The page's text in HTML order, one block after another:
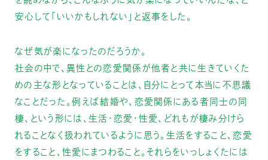
安心して「いいかもしれない」と返事をした。
なぜ気が楽になったのだろうか。
社会の中で、異性との恋愛関係が他者と共に生きていくた
めの主な形となっていることは、自分にとって本当に不思議
なことだった。例えば結婚や、恋愛関係にある者同士の同
棲、という形には、生活・恋愛・性愛、どれもが棲み分けら
れることなく扱われているように思う。生活をすること、恋愛
をすること、性愛にまつわること。それらをいっしょくたには